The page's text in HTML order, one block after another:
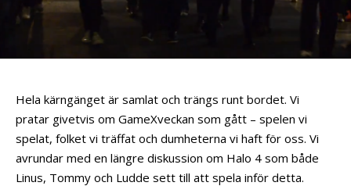
Hela kärngänget är samlat och trängs runt bordet. Vi
pratar givetvis om GameXveckan som gått – spelen vi
spelat, folket vi träffat och dumheterna vi haft för oss. Vi
avrundar med en längre diskussion om Halo 4 som både
Linus, Tommy och Ludde sett till att spela inför detta.